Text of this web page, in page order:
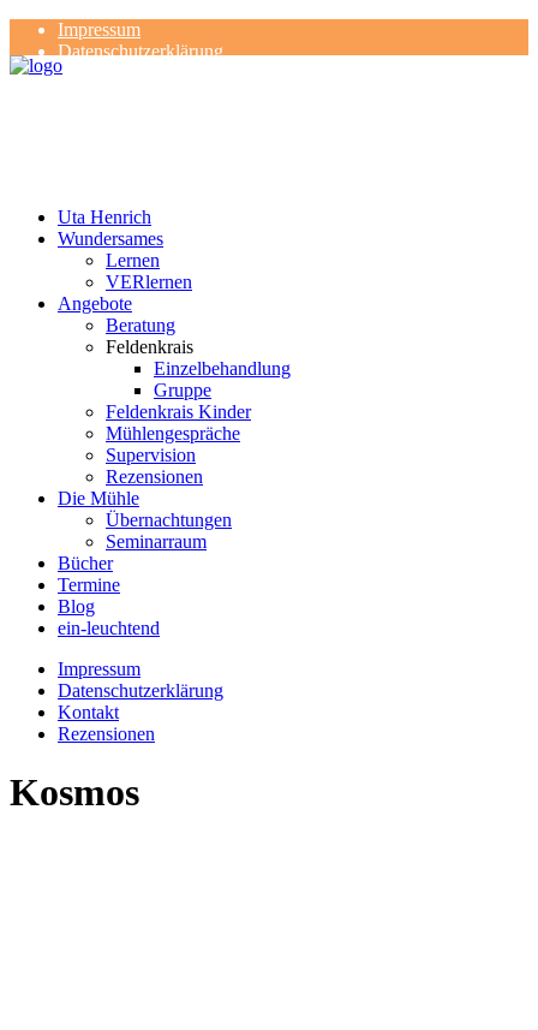
Impressum
Datenschutzerklärung
Kontakt
Uta Henrich
Wundersames
Lernen
VERlernen
Angebote
Beratung
Feldenkrais
Einzelbehandlung
Gruppe
Feldenkrais Kinder
Mühlengespräche
Supervision
Rezensionen
Die Mühle
Übernachtungen
Seminarraum
Bücher
Termine
Blog
ein-leuchtend
Impressum
Datenschutzerklärung
Kontakt
Rezensionen
Kosmos